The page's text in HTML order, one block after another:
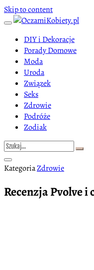
Skip to content
DIY i Dekoracje
Porady Domowe
Moda
Uroda
Związek
Seks
Zdrowie
Podróże
Zodiak
KategoriaZdrowie
Recenzja Pvolve